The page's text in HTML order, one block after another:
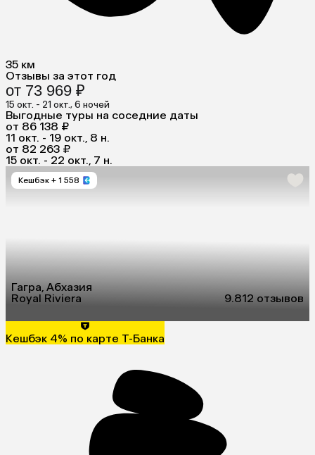
35 км
Отзывы за этот год
от 73 969 ₽
15 окт. - 21 окт., 6 ночей
Выгодные туры на соседние даты
от 86 138 ₽
11 окт. - 19 окт., 8 н.
от 82 263 ₽
15 окт. - 22 окт., 7 н.
Кешбэк + 1 558
Гагра, Абхазия
Royal Riviera
9.812 отзывов
Кешбэк 4% по карте Т-Банка